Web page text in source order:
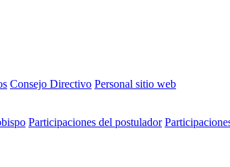
Consejo Directivo Personal sitio web
Participaciones del postulador